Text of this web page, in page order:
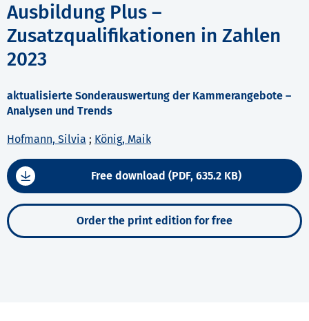
Ausbildung Plus –
Zusatzqualifikationen in Zahlen
2023
aktualisierte Sonderauswertung der Kammerangebote –
Analysen und Trends
Hofmann, Silvia ; König, Maik
Free download (PDF, 635.2 KB)
Order the print edition for free